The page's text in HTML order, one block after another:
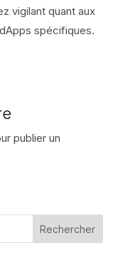
vigilant quant aux
spécifiques.
publier un
Rechercher